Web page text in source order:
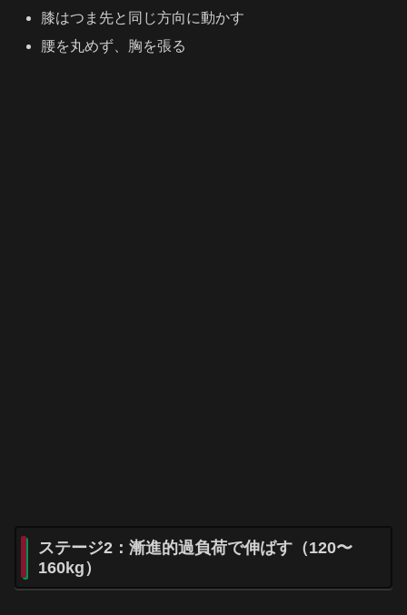
膝はつま先と同じ方向に動かす
腰を丸めず、胸を張る
ステージ2：漸進的過負荷で伸ばす（120〜
160kg）